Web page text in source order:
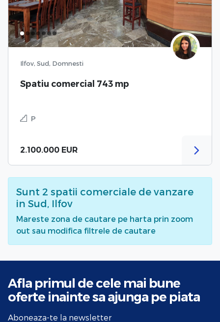
Ilfov, Sud, Domnesti
Spatiu comercial 743 mp
P
2.100.000 EUR
Sunt 2 spatii comerciale de vanzare
in Sud, Ilfov
Mareste zona de cautare pe harta prin zoom
out sau modifica filtrele de cautare
Afla primul de cele mai bune
oferte inainte sa ajunga pe piata
Aboneaza-te la newsletter